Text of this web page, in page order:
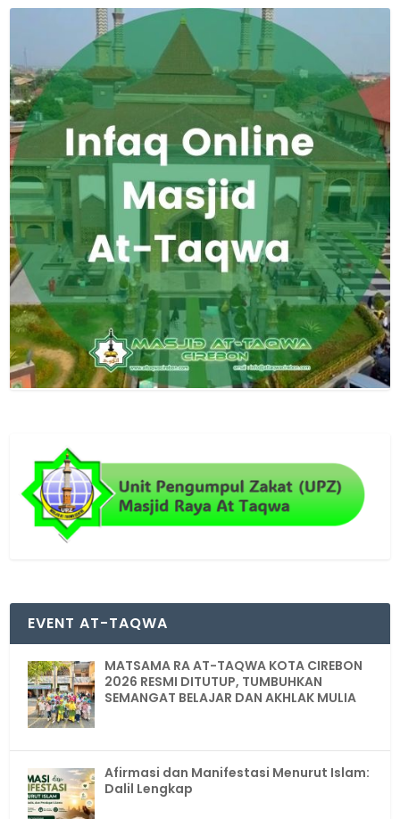
EVENT AT-TAQWA
MATSAMA RA AT-TAQWA KOTA CIREBON
2026 RESMI DITUTUP, TUMBUHKAN
SEMANGAT BELAJAR DAN AKHLAK MULIA
Afirmasi dan Manifestasi Menurut Islam:
Dalil Lengkap